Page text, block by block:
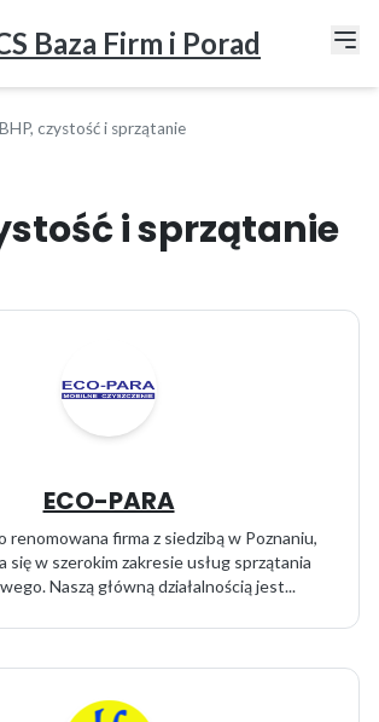
Baza Firm i Porad
BHP, czystość i sprzątanie
i sprzątanie
ECO-PARA
renomowana firma z siedzibą w Poznaniu,
się w szerokim zakresie usług sprzątania
Naszą główną działalnością jest...